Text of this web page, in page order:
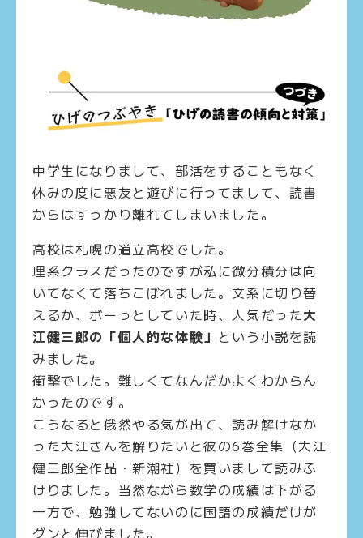
中学生になりまして、部活をすることもなく
休みの度に悪友と遊びに行ってまして、読書
からはすっかり離れてしまいました。
高校は札幌の道立高校でした。
理系クラスだったのですが私に微分積分は向
いてなくて落ちこぼれました。文系に切り替
えるか、ボーっとしていた時、人気だった大
江健三郎の「個人的な体験」 という小説を読
みました。
衝撃でした。難しくてなんだかよくわからん
かったのです。
こうなると俄然やる気が出て、読み解けなか
った大江さんを解りたいと彼の6巻全集（大江
健三郎全作品・新潮社）を買いまして読みふ
けりました。当然ながら数学の成績は下がる
一方で、勉強してないのに国語の成績だけが
グンと伸びました。